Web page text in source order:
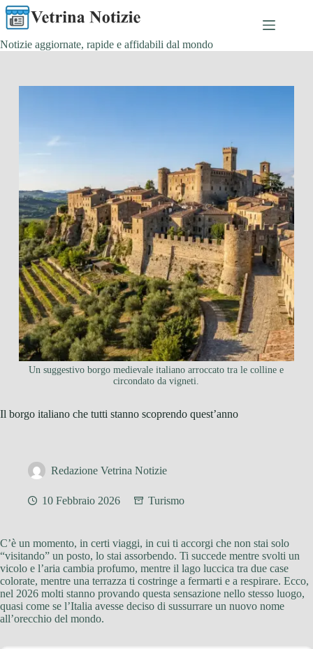
Salta
al
contenuto
Notizie aggiornate, rapide e affidabili dal mondo
Un suggestivo borgo medievale italiano arroccato tra le colline e
circondato da vigneti.
Il borgo italiano che tutti stanno scoprendo quest’anno
Redazione Vetrina Notizie
10 Febbraio 2026 Turismo
C’è un momento, in certi viaggi, in cui ti accorgi che non stai solo
“visitando” un posto, lo stai assorbendo. Ti succede mentre svolti un
vicolo e l’aria cambia profumo, mentre il lago luccica tra due case
colorate, mentre una terrazza ti costringe a fermarti e a respirare. Ecco,
nel 2026 molti stanno provando questa sensazione nello stesso luogo,
quasi come se l’Italia avesse deciso di sussurrare un nuovo nome
all’orecchio del mondo.